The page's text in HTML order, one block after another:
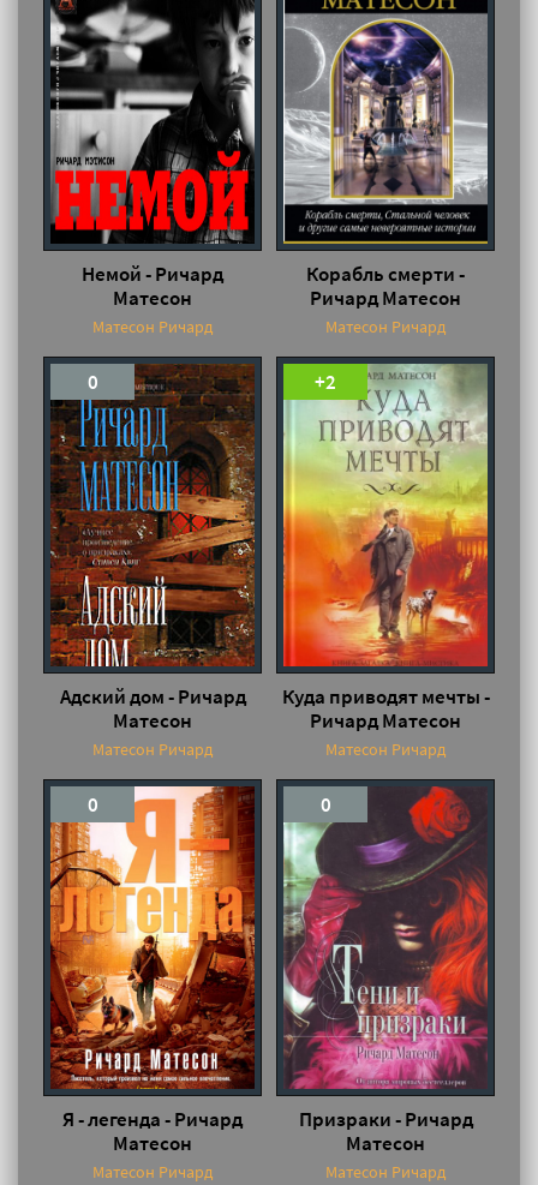
Немой - Ричард
Матесон
Матесон Ричард
Корабль смерти -
Ричард Матесон
Матесон Ричард
0
Адский дом - Ричард
Матесон
Матесон Ричард
+2
Куда приводят мечты -
Ричард Матесон
Матесон Ричард
0
Я - легенда - Ричард
Матесон
Матесон Ричард
0
Призраки - Ричард
Матесон
Матесон Ричард